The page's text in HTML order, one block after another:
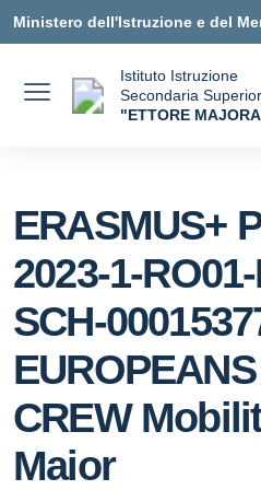
Ministero dell'Istruzione e del
Istituto Istruzione
Secondaria
"ETTORE
ERASMUS+
2023-1-
SCH-
CREW
Maior